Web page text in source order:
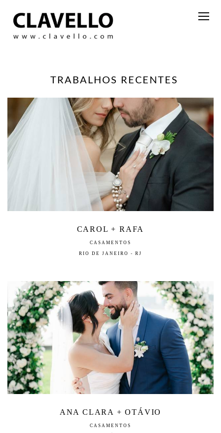
TRABALHOS RECENTES
CAROL + RAFA
CASAMENTOS
RIO DE JANEIRO - RJ
ANA CLARA + OTÁVIO
CASAMENTOS